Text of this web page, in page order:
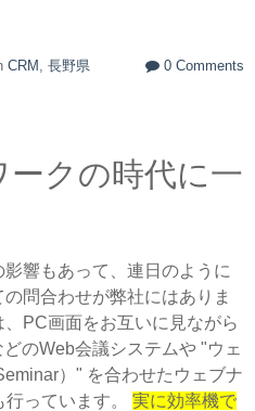
CRM 長野県 0 Comments
クの時代に一
響もあって、連日のように
問合わせが弊社にはありま
PC画面をお互いに見ながら
のWeb会議システムや "ウェ
）" を合わせたウェブナ
っています。 実に効率機で